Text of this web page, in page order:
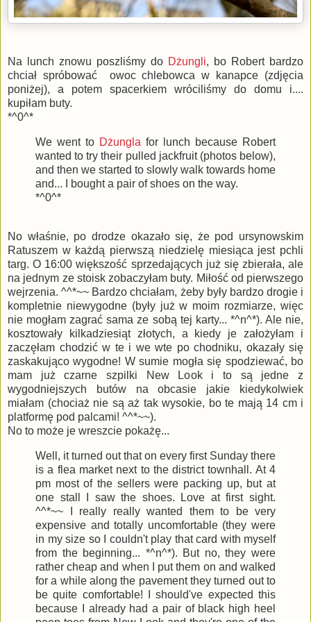
Na lunch znowu poszliśmy do Dżungli, bo Robert bardzo
chciał spróbować owoc chlebowca w kanapce (zdjęcia
poniżej), a potem spacerkiem wróciliśmy do domu i....
kupiłam buty.
*^0^*
We went to Dżungla for lunch because Robert
wanted to try their pulled jackfruit (photos below),
and then we started to slowly walk towards home
and... I bought a pair of shoes on the way.
*^0^*
No właśnie, po drodze okazało się, że pod ursynowskim
Ratuszem w każdą pierwszą niedzielę miesiąca jest pchli
targ. O 16:00 większość sprzedających już się zbierała, ale
na jednym ze stoisk zobaczyłam buty. Miłość od pierwszego
wejrzenia. ^^*~~ Bardzo chciałam, żeby były bardzo drogie i
kompletnie niewygodne (były już w moim rozmiarze, więc
nie mogłam zagrać sama ze sobą tej karty... *^n^*). Ale nie,
kosztowały kilkadziesiąt złotych, a kiedy je założyłam i
zaczęłam chodzić w te i we wte po chodniku, okazały się
zaskakująco wygodne! W sumie mogła się spodziewać, bo
mam już czarne szpilki New Look i to są jedne z
wygodniejszych butów na obcasie jakie kiedykolwiek
miałam (chociaż nie są aż tak wysokie, bo te mają 14 cm i
platformę pod palcami! ^^*~~).
No to może je wreszcie pokażę...
Well, it turned out that on every first Sunday there
is a flea market next to the district townhall. At 4
pm most of the sellers were packing up, but at
one stall I saw the shoes. Love at first sight.
^^*~~ I really really wanted them to be very
expensive and totally uncomfortable (they were
in my size so I couldn't play that card with myself
from the beginning... *^n^*). But no, they were
rather cheap and when I put them on and walked
for a while along the pavement they turned out to
be quite comfortable! I should've expected this
because I already had a pair of black high heel